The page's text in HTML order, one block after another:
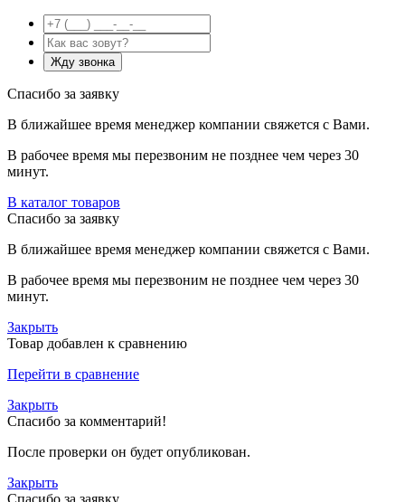
Спасибо за заявку
В ближайшее время менеджер компании свяжется с Вами.
В рабочее время мы перезвоним не позднее чем через 30
минут.
В каталог товаров
Спасибо за заявку
В ближайшее время менеджер компании свяжется с Вами.
В рабочее время мы перезвоним не позднее чем через 30
минут.
Закрыть
Товар добавлен к сравнению
Перейти в сравнение
Закрыть
Спасибо за комментарий!
После проверки он будет опубликован.
Закрыть
Спасибо за заявку